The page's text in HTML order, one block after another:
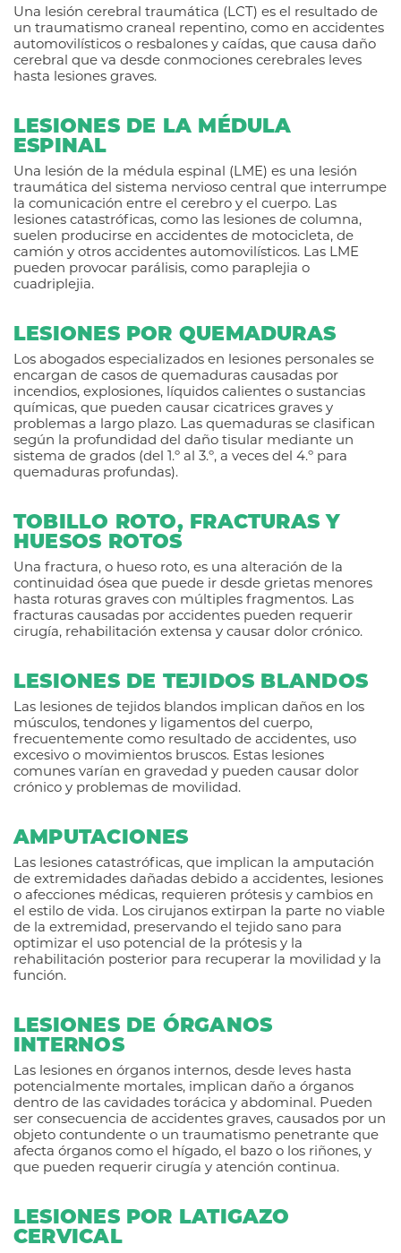
Una lesión cerebral traumática (LCT) es el resultado de
un traumatismo craneal repentino, como en accidentes
automovilísticos o resbalones y caídas, que causa daño
cerebral que va desde conmociones cerebrales leves
hasta lesiones graves.
LESIONES DE LA MÉDULA
ESPINAL
Una lesión de la médula espinal (LME) es una lesión
traumática del sistema nervioso central que interrumpe
la comunicación entre el cerebro y el cuerpo. Las
lesiones catastróficas, como las lesiones de columna,
suelen producirse en accidentes de motocicleta, de
camión y otros accidentes automovilísticos. Las LME
pueden provocar parálisis, como paraplejia o
cuadriplejia.
LESIONES POR QUEMADURAS
Los abogados especializados en lesiones personales se
encargan de casos de quemaduras causadas por
incendios, explosiones, líquidos calientes o sustancias
químicas, que pueden causar cicatrices graves y
problemas a largo plazo. Las quemaduras se clasifican
según la profundidad del daño tisular mediante un
sistema de grados (del 1.º al 3.º, a veces del 4.º para
quemaduras profundas).
TOBILLO ROTO, FRACTURAS Y
HUESOS ROTOS
Una fractura, o hueso roto, es una alteración de la
continuidad ósea que puede ir desde grietas menores
hasta roturas graves con múltiples fragmentos. Las
fracturas causadas por accidentes pueden requerir
cirugía, rehabilitación extensa y causar dolor crónico.
LESIONES DE TEJIDOS BLANDOS
Las lesiones de tejidos blandos implican daños en los
músculos, tendones y ligamentos del cuerpo,
frecuentemente como resultado de accidentes, uso
excesivo o movimientos bruscos. Estas lesiones
comunes varían en gravedad y pueden causar dolor
crónico y problemas de movilidad.
AMPUTACIONES
Las lesiones catastróficas, que implican la amputación
de extremidades dañadas debido a accidentes, lesiones
o afecciones médicas, requieren prótesis y cambios en
el estilo de vida. Los cirujanos extirpan la parte no viable
de la extremidad, preservando el tejido sano para
optimizar el uso potencial de la prótesis y la
rehabilitación posterior para recuperar la movilidad y la
función.
LESIONES DE ÓRGANOS
INTERNOS
Las lesiones en órganos internos, desde leves hasta
potencialmente mortales, implican daño a órganos
dentro de las cavidades torácica y abdominal. Pueden
ser consecuencia de accidentes graves, causados por un
objeto contundente o un traumatismo penetrante que
afecta órganos como el hígado, el bazo o los riñones, y
que pueden requerir cirugía y atención continua.
LESIONES POR LATIGAZO
CERVICAL